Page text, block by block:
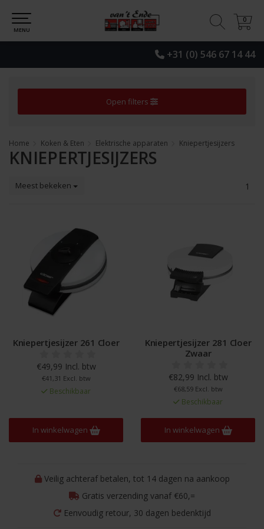
+31 (0) 546 67 14 44
0
0
MENU
Open filters
Home Koken & Eten Elektrische apparaten Kniepertjesijzers
KNIEPERTJESIJZERS
Meest bekeken 1
Kniepertjesijzer 261 Cloer
€49,99 Incl. btw
€41,31 Excl. btw
Beschikbaar
In winkelwagen
Kniepertjesijzer 281 Cloer
Zwaar
€82,99 Incl. btw
€68,59 Excl. btw
Beschikbaar
In winkelwagen
Veilig achteraf betalen, tot 14 dagen na aankoop
Gratis verzending vanaf €60,=
Eenvoudig retour, 30 dagen bedenktijd